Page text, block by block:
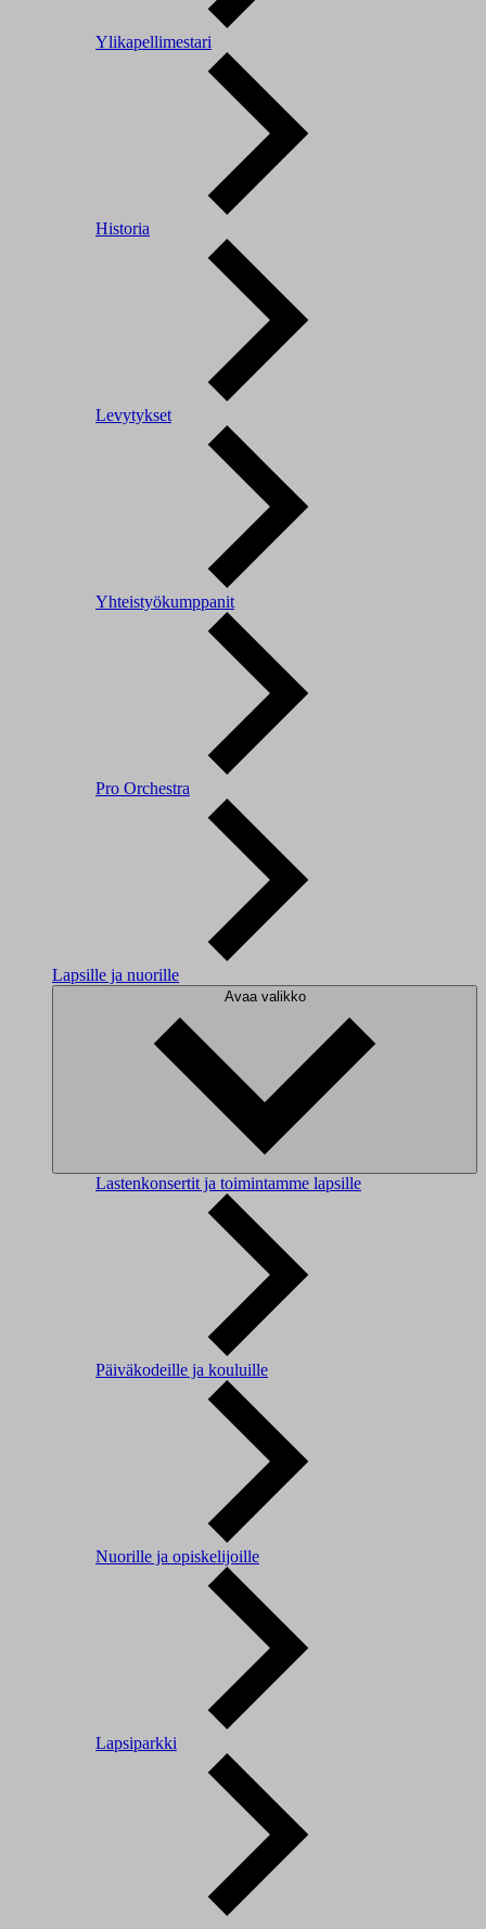
Ylikapellimestari
Historia
Levytykset
Yhteistyökumppanit
Pro Orchestra
Lapsille ja nuorille
Avaa valikko
Lastenkonsertit ja toimintamme lapsille
Päiväkodeille ja kouluille
Nuorille ja opiskelijoille
Lapsiparkki